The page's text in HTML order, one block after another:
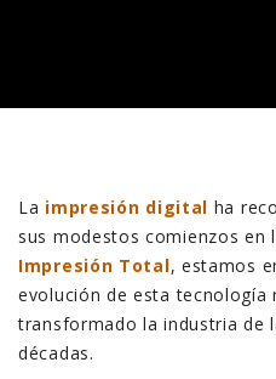
La impresión digital ha
sus modestos comienzos en
Impresión Total, estamos
evolución de esta tecnología
transformado la industria de
décadas.